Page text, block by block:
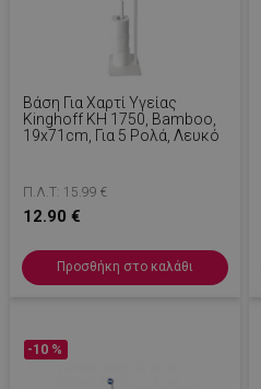
Βάση Για Χαρτί Υγείας
Kinghoff KH 1750, Bamboo,
19x71cm, Για 5 Ρολά, Λευκό
Π.Λ.Τ: 15.99 €
12.90 €
Προσθήκη στο καλάθι
-10 %